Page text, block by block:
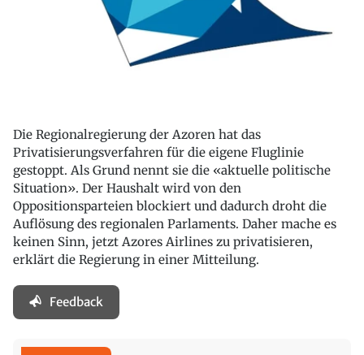
Die Regionalregierung der Azoren hat das
Privatisierungsverfahren für die eigene Fluglinie
gestoppt. Als Grund nennt sie die «aktuelle politische
Situation». Der Haushalt wird von den
Oppositionsparteien blockiert und dadurch droht die
Auflösung des regionalen Parlaments. Daher mache es
keinen Sinn, jetzt Azores Airlines zu privatisieren,
erklärt die Regierung in einer Mitteilung.
Feedback